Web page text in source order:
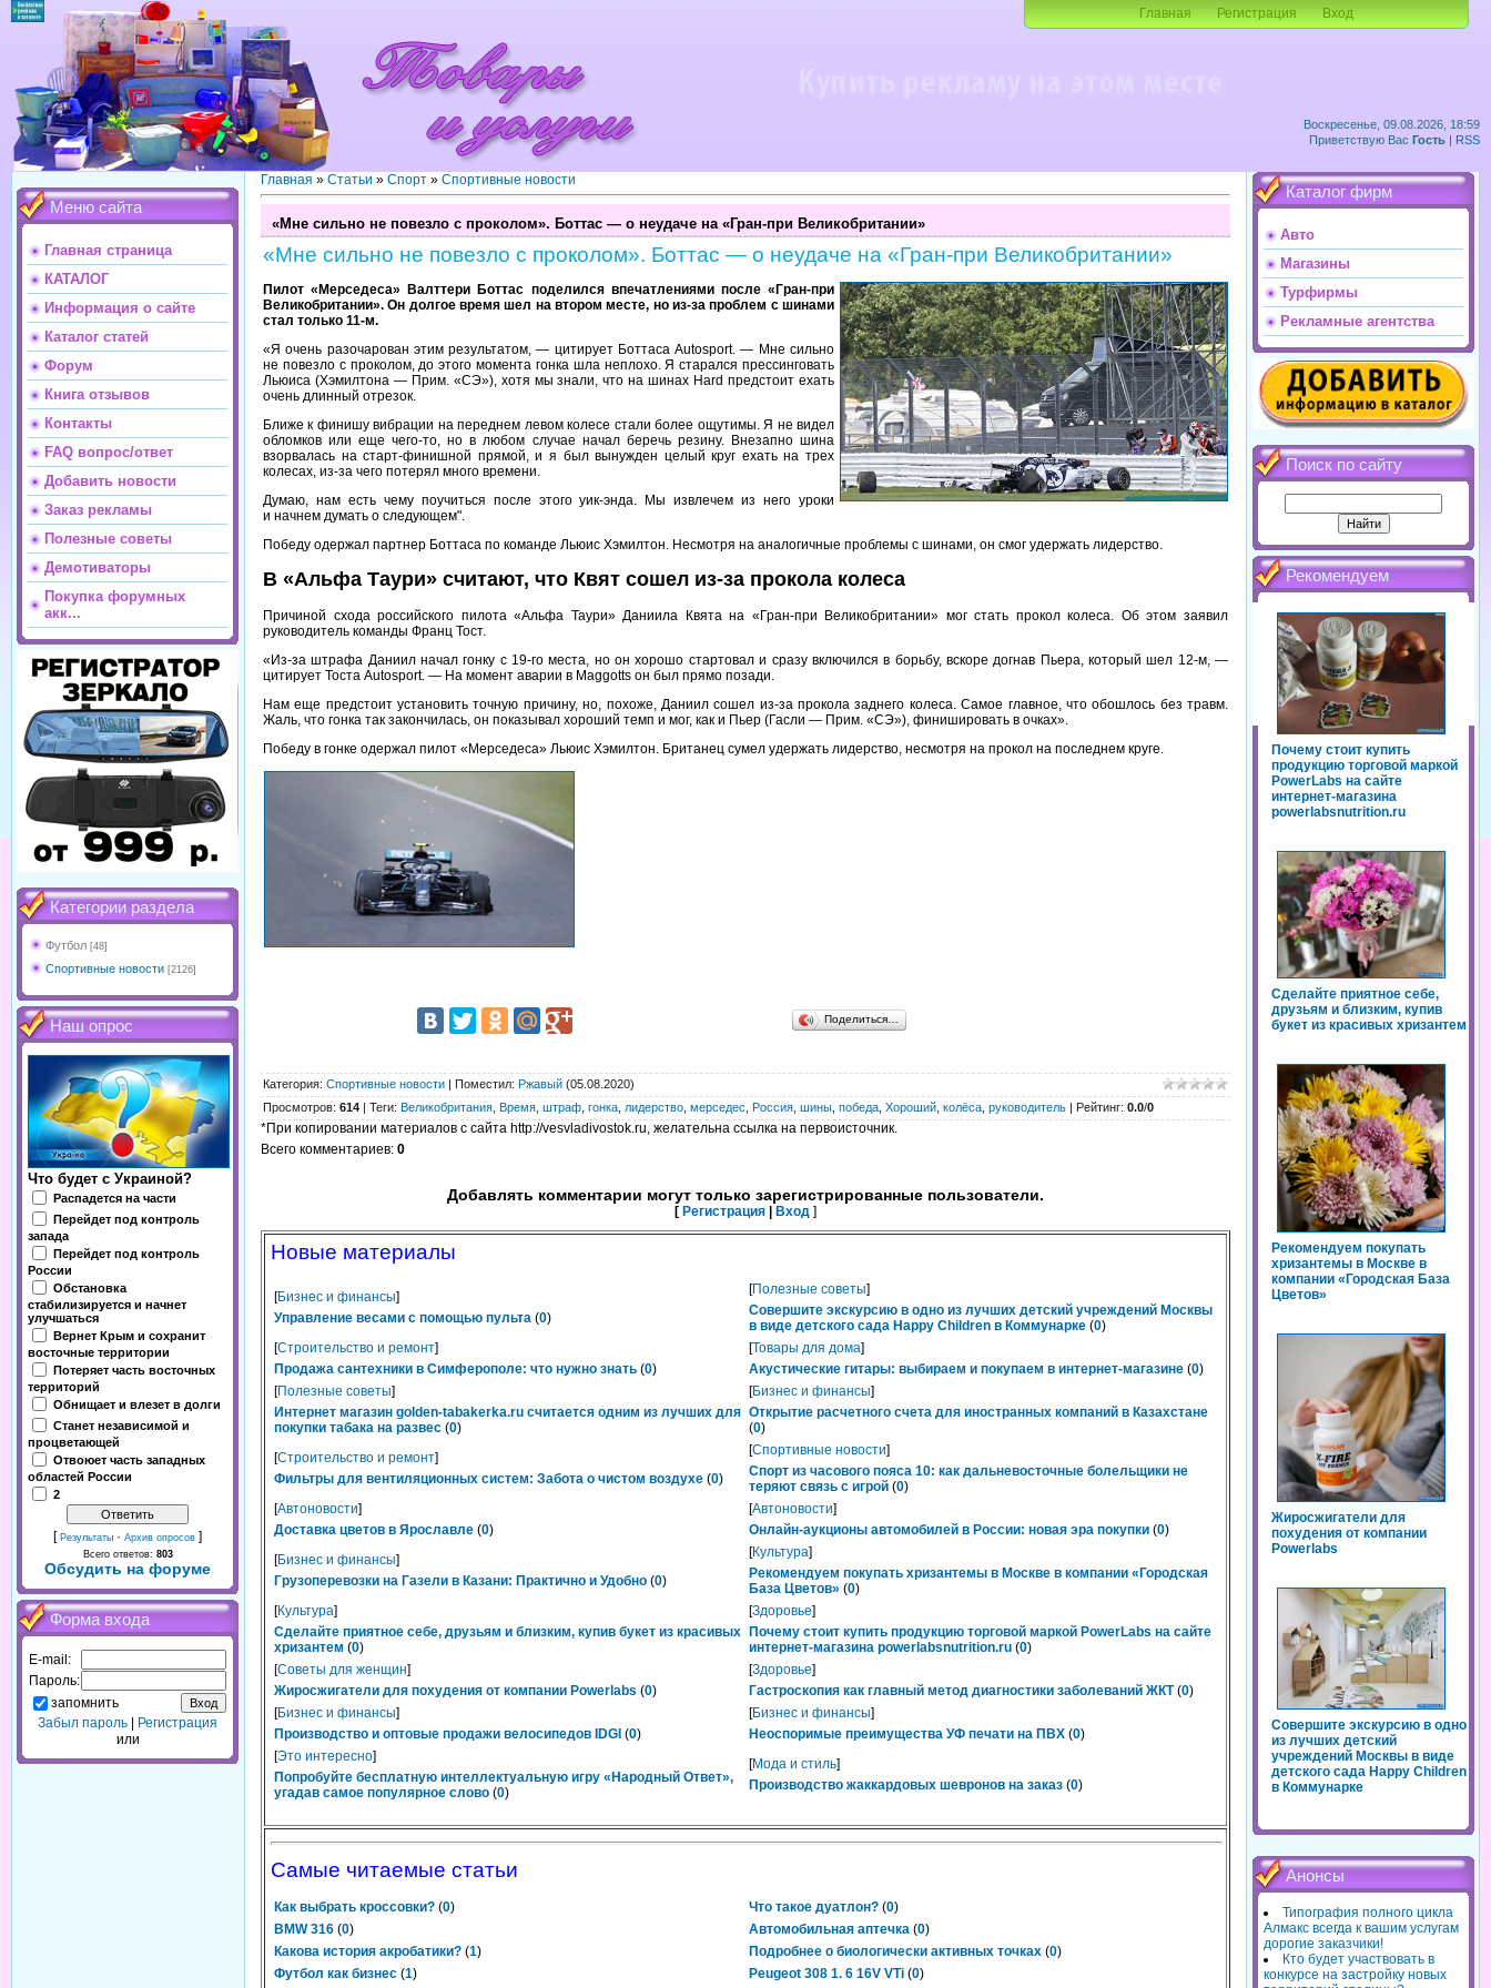
Воскресенье, 09.08.2026, 18:59
Приветствую Вас Гость | RSS
Главная Регистрация Вход
Меню сайта
Главная страница
КАТАЛОГ
Информация о сайте
Каталог статей
Форум
Книга отзывов
Контакты
FAQ вопрос/ответ
Добавить новости
Заказ рекламы
Полезные советы
Демотиваторы
Покупка форумных
акк...
Категории раздела
Футбол [48]
Спортивные новости [2126]
Наш опрос
Что будет с Украиной?
Распадется на части
Перейдет под контроль
запада
Перейдет под контроль
России
Обстановка
стабилизируется и начнет
улучшаться
Вернет Крым и сохранит
восточные территории
Потеряет часть восточных
территорий
Обнищает и влезет в долги
Станет независимой и
процветающей
Отвоюет часть западных
областей России
2
[ Результаты · Архив опросов ]
Всего ответов: 803
Обсудить на форуме
Форма входа
E-mail:
Пароль:
запомнить
Забыл пароль
Регистрация
или
Главная » Статьи » Спорт » Спортивные новости
«Мне сильно не повезло с проколом». Боттас — о неудаче на «Гран-при Великобритании»
«Мне сильно не повезло с проколом». Боттас — о неудаче на «Гран-при Великобритании»
Пилот «Мерседеса» Валттери Боттас поделился впечатлениями после «Гран-при
Великобритании». Он долгое время шел на втором месте, но из-за проблем с шинами
стал только 11-м.
«Я очень разочарован этим результатом, — цитирует Боттаса Autosport. — Мне сильно
не повезло с проколом, до этого момента гонка шла неплохо. Я старался прессинговать
Льюиса (Хэмилтона — Прим. «СЭ»), хотя мы знали, что на шинах Hard предстоит ехать
очень длинный отрезок.
Ближе к финишу вибрации на переднем левом колесе стали более ощутимы. Я не видел
обломков или еще чего-то, но в любом случае начал беречь резину. Внезапно шина
взорвалась на старт-финишной прямой, и я был вынужден целый круг ехать на трех
колесах, из-за чего потерял много времени.
Думаю, нам есть чему поучиться после этого уик-энда. Мы извлечем из него уроки
и начнем думать о следующем".
Победу одержал партнер Боттаса по команде Льюис Хэмилтон. Несмотря на аналогичные проблемы с шинами, он смог удержать лидерство.
В «Альфа Таури» считают, что Квят сошел из-за прокола колеса
Причиной схода российского пилота «Альфа Таури» Даниила Квята на «Гран-при Великобритании» мог стать прокол колеса. Об этом заявил
руководитель команды Франц Тост.
«Из-за штрафа Даниил начал гонку с 19-го места, но он хорошо стартовал и сразу включился в борьбу, вскоре догнав Пьера, который шел 12-м, —
цитирует Тоста Autosport. — На момент аварии в Maggotts он был прямо позади.
Нам еще предстоит установить точную причину, но, похоже, Даниил сошел из-за прокола заднего колеса. Самое главное, что обошлось без травм.
Жаль, что гонка так закончилась, он показывал хороший темп и мог, как и Пьер (Гасли — Прим. «СЭ»), финишировать в очках».
Победу в гонке одержал пилот «Мерседеса» Льюис Хэмилтон. Британец сумел удержать лидерство, несмотря на прокол на последнем круге.
Поделиться…
Категория: Спортивные новости | Поместил: Ржавый (05.08.2020)
Просмотров: 614 | Теги: Великобритания Время штраф гонка лидерство мерседес Россия шины победа Хороший колёса руководитель | Рейтинг: 0.0/0
*При копировании материалов с сайта http://vesvladivostok.ru, желательна ссылка на первоисточник.
Всего комментариев: 0
Добавлять комментарии могут только зарегистрированные пользователи.
[ Регистрация Вход ]
Новые материалы
[Бизнес и финансы]
Управление весами с помощью пульта (0)
[Полезные советы]
Совершите экскурсию в одно из лучших детский учреждений Москвы
в виде детского сада Happy Children в Коммунарке (0)
[Строительство и ремонт]
Продажа сантехники в Симферополе: что нужно знать (0)
[Товары для дома]
Акустические гитары: выбираем и покупаем в интернет-магазине (0)
[Полезные советы]
Интернет магазин golden-tabakerka.ru считается одним из лучших для
покупки табака на развес (0)
[Бизнес и финансы]
Открытие расчетного счета для иностранных компаний в Казахстане
(0)
[Строительство и ремонт]
Фильтры для вентиляционных систем: Забота о чистом воздухе (0)
[Спортивные новости]
Спорт из часового пояса 10: как дальневосточные болельщики не
теряют связь с игрой (0)
[Автоновости]
Доставка цветов в Ярославле (0)
[Автоновости]
Онлайн-аукционы автомобилей в России: новая эра покупки (0)
[Бизнес и финансы]
Грузоперевозки на Газели в Казани: Практично и Удобно (0)
[Культура]
Рекомендуем покупать хризантемы в Москве в компании «Городская
База Цветов» (0)
[Культура]
Сделайте приятное себе, друзьям и близким, купив букет из красивых
хризантем (0)
[Здоровье]
Почему стоит купить продукцию торговой маркой PowerLabs на сайте
интернет-магазина powerlabsnutrition.ru (0)
[Советы для женщин]
Жиросжигатели для похудения от компании Powerlabs (0)
[Здоровье]
Гастроскопия как главный метод диагностики заболеваний ЖКТ (0)
[Бизнес и финансы]
Производство и оптовые продажи велосипедов IDGI (0)
[Бизнес и финансы]
Неоспоримые преимущества УФ печати на ПВХ (0)
[Это интересно]
Попробуйте бесплатную интеллектуальную игру «Народный Ответ»,
угадав самое популярное слово (0)
[Мода и стиль]
Производство жаккардовых шевронов на заказ (0)
Самые читаемые статьи
Как выбрать кроссовки? (0) Что такое дуатлон? (0)
BMW 316 (0) Автомобильная аптечка (0)
Какова история акробатики? (1) Подробнее о биологически активных точках (0)
Футбол как бизнес (1) Peugeot 308 1. 6 16V VTi (0)
Каталог фирм
Авто
Магазины
Турфирмы
Рекламные агентства
Поиск по сайту
Рекомендуем
Почему стоит купить
продукцию торговой маркой
PowerLabs на сайте
интернет-магазина
powerlabsnutrition.ru
Сделайте приятное себе,
друзьям и близким, купив
букет из красивых хризантем
Рекомендуем покупать
хризантемы в Москве в
компании «Городская База
Цветов»
Жиросжигатели для
похудения от компании
Powerlabs
Совершите экскурсию в одно
из лучших детский
учреждений Москвы в виде
детского сада Happy Children
в Коммунарке
Анонсы
Типография полного цикла
Алмакс всегда к вашим услугам
дорогие заказчики!
Кто будет участвовать в
конкурсе на застройку новых